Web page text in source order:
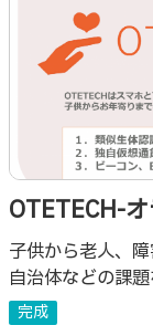
OTETECH-
子供から老人、
自治体などの課
完成